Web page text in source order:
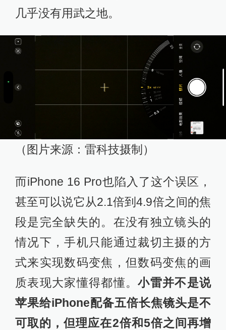
几乎没有用武之地。
（图片来源：雷科技摄制）
而iPhone 16 Pro也陷入了这个误区，
甚至可以说它从2.1倍到4.9倍之间的焦
段是完全缺失的。在没有独立镜头的
情况下，手机只能通过裁切主摄的方
式来实现数码变焦，但数码变焦的画
质表现大家懂得都懂。小雷并不是说
苹果给iPhone配备五倍长焦镜头是不
可取的，但理应在2倍和5倍之间再增